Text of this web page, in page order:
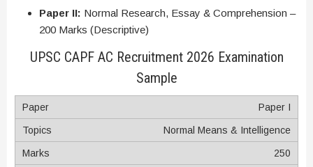
Paper II: Normal Research, Essay & Comprehension –
200 Marks (Descriptive)
UPSC CAPF AC Recruitment 2026 Examination
Sample
Paper I
Normal Means & Intelligence
250